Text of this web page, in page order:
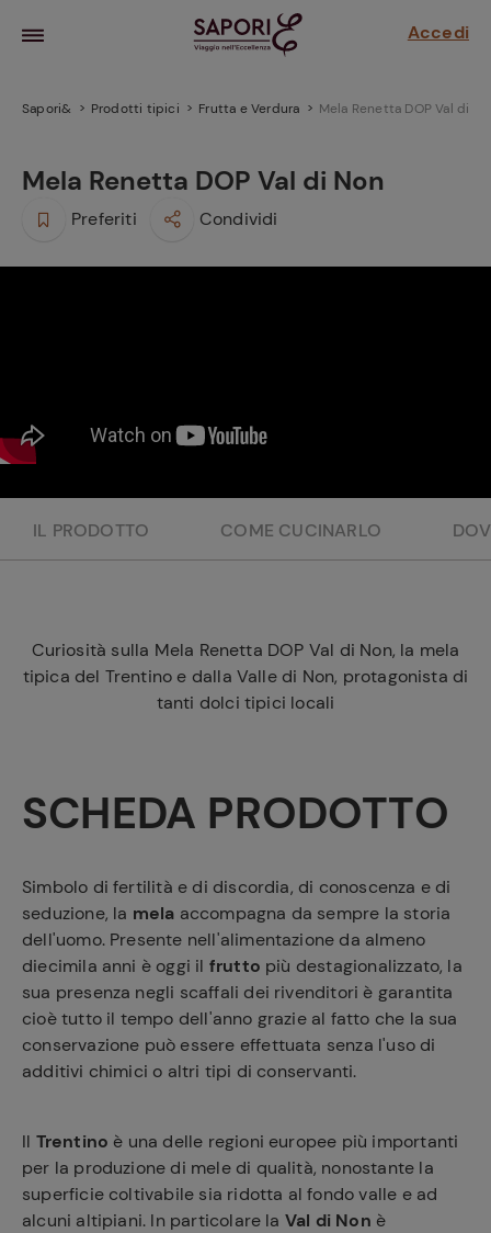
Accedi
e
Sapori& Prodotti tipici Frutta e Verdura Mela Renetta DOP Val di
Mela Renetta DOP Val di Non
Preferiti Condividi
IL PRODOTTO COME CUCINARLO
Curiosità sulla Mela Renetta DOP Val di Non, la mela
tipica del Trentino e dalla Valle di Non, protagonista di
tanti dolci tipici locali
SCHEDA PRODOTTO
Simbolo di fertilità e di discordia, di conoscenza e di
seduzione, la mela accompagna da sempre la storia
dell'uomo. Presente nell'alimentazione da almeno
diecimila anni è oggi il frutto più destagionalizzato, la
sua presenza negli scaffali dei rivenditori è garantita
cioè tutto il tempo dell'anno grazie al fatto che la sua
conservazione può essere effettuata senza l'uso di
additivi chimici o altri tipi di conservanti.
Il Trentino è una delle regioni europee più importanti
per la produzione di mele di qualità, nonostante la
superficie coltivabile sia ridotta al fondo valle e ad
alcuni altipiani. In particolare la Val di Non è